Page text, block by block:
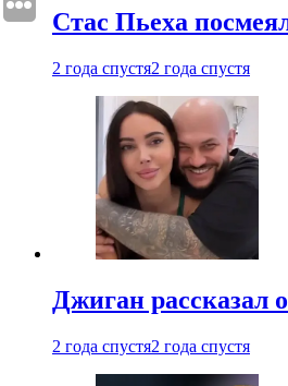
Стас Пьеха
2 года спустя2 года спустя
Джиган рассказал
2 года спустя2 года спустя